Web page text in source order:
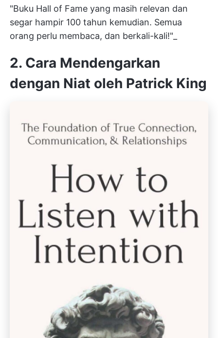
"Buku Hall of Fame yang masih relevan dan
segar hampir 100 tahun kemudian. Semua
orang perlu membaca, dan berkali-kali!"_
2. Cara Mendengarkan
dengan Niat oleh Patrick King